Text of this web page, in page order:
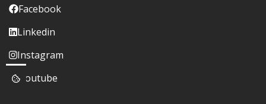
Facebook
Linkedin
Instagram
Youtube